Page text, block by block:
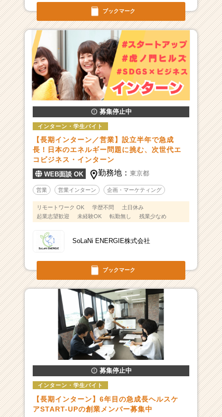
ブックマーク
ブックマーク
募集停止中
インターン・学生バイト
【長期インターン／営業】設立半年で急成
長！日本のエネルギー問題に挑む、次世代エ
コビジネス・インターン
WEB面談 OK 勤務地：東京都
営業 営業インターン 企画・マーケティング
リモートワーク OK 学歴不問
土日休み
起業志望歓迎
未経験OK 転勤無し 残業少なめ
SoLaNi ENERGIE株式会社
募集停止中
インターン・学生バイト
【長期インターン】6年目の急成長ヘルスケ
アSTART-UPの創業メンバー募集中